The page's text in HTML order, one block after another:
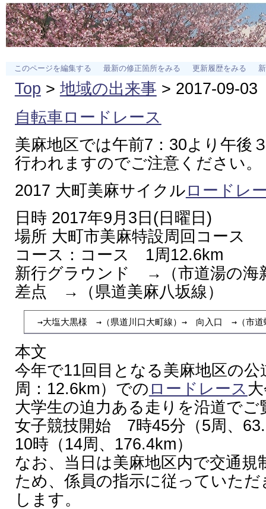
このページを編集する 最新の修正箇所をみる 更新履歴をみる
Top > 地域の出来事 > 2017-09-03
自転車ロードレース
美麻地区では午前7：30より午後
行われますのでご注意ください。
2017 大町美麻サイクル ロードレ
日時 2017年9月3日(日曜日)
場所 大町市美麻特設周回コース
コース：コース 1周12.6km
新行グラウンド →（市道湯の
差点 →（県道美麻八坂線）
→大塩大黒様　→（県道川口大町線）→　向入口　→（市
本文
今年で11回目となる美麻地区の
周：12.6km）での ロードレース
大学生の迫力ある走りを沿道でご
女子競技開始 7時45分（5周、
10時（14周、176.4km）
なお、当日は美麻地区内で交通
ため、係員の指示に従っていた
します。